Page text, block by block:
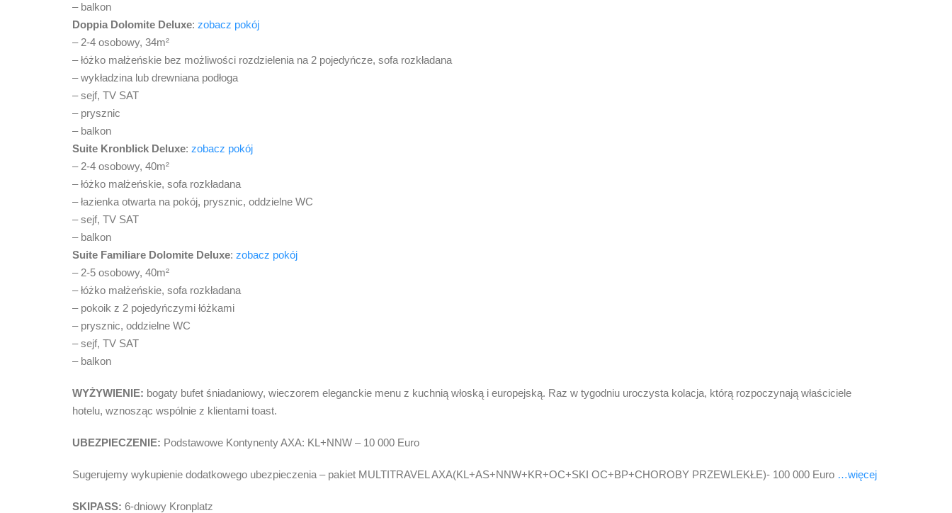
– balkon
Doppia Dolomite Deluxe: zobacz pokój
– 2-4 osobowy, 34m²
– łóżko małżeńskie bez możliwości rozdzielenia na 2 pojedyńcze, sofa rozkładana
– wykładzina lub drewniana podłoga
– sejf, TV SAT
– prysznic
– balkon
Suite Kronblick Deluxe: zobacz pokój
– 2-4 osobowy, 40m²
– łóżko małżeńskie, sofa rozkładana
– łazienka otwarta na pokój, prysznic, oddzielne WC
– sejf, TV SAT
– balkon
Suite Familiare Dolomite Deluxe: zobacz pokój
– 2-5 osobowy, 40m²
– łóżko małżeńskie, sofa rozkładana
– pokoik z 2 pojedyńczymi łóżkami
– prysznic, oddzielne WC
– sejf, TV SAT
– balkon
WYŻYWIENIE: bogaty bufet śniadaniowy, wieczorem eleganckie menu z kuchnią włoską i europejską. Raz w tygodniu uroczysta kolacja, którą rozpoczynają właściciele
hotelu, wznosząc wspólnie z klientami toast.
UBEZPIECZENIE: Podstawowe Kontynenty AXA: KL+NNW – 10 000 Euro
Sugerujemy wykupienie dodatkowego ubezpieczenia – pakiet MULTITRAVEL AXA(KL+AS+NNW+KR+OC+SKI OC+BP+CHOROBY PRZEWLEKŁE)- 100 000 Euro …więcej
SKIPASS: 6-dniowy Kronplatz